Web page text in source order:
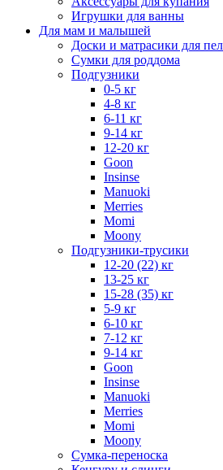
Игрушки для ванны
Для мам и малышей
Доски и матрасики для
Сумки для роддома
Подгузники
0-5 кг
4-8 кг
6-11 кг
9-14 кг
12-20 кг
Goon
Insinse
Manuoki
Merries
Momi
Moony
Подгузники-трусики
12-20 (22) кг
13-25 кг
15-28 (35) кг
5-9 кг
6-10 кг
7-12 кг
9-14 кг
Goon
Insinse
Manuoki
Merries
Momi
Moony
Сумка-переноска